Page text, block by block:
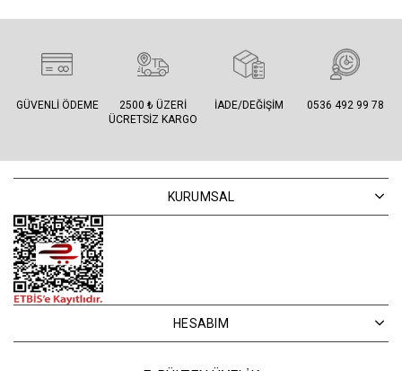
GÜVENLI ÖDEME
2500 ₺ ÜZERI
ÜCRETSIZ KARGO
İADE/DEĞIŞIM 0536 492 99 78
KURUMSAL
HESABIM